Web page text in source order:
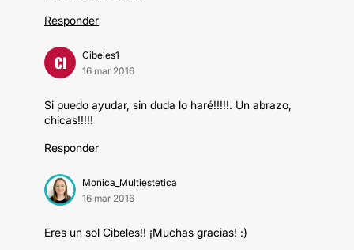
Responder
CI
Cibeles1
16 mar 2016
Si puedo ayudar, sin duda lo haré!!!!!. Un abrazo,
chicas!!!!!
Responder
Monica_Multiestetica
16 mar 2016
Eres un sol Cibeles!! ¡Muchas gracias! :)